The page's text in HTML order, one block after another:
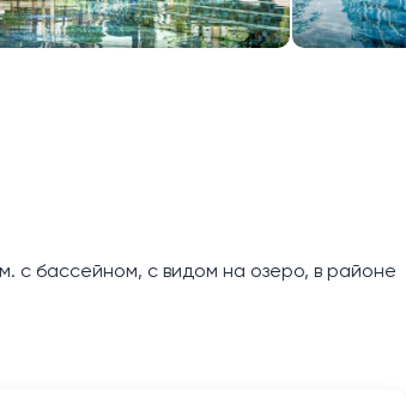
с бассейном, с видом на озеро, в районе